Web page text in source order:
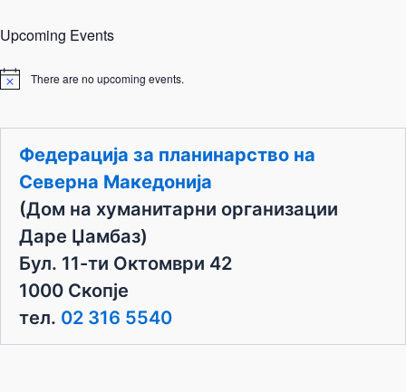
Upcoming Events
N
i
There are no upcoming events.
Федерација за планинарство на
Северна Македонија
(Дом на хуманитарни организации
Даре Џамбаз)
Бул. 11-ти Октомври 42
1000 Скопје
тел. 02 316 5540